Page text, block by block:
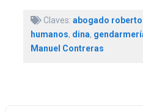
Claves: abogado roberto
humanos, dina,
Manuel Contreras